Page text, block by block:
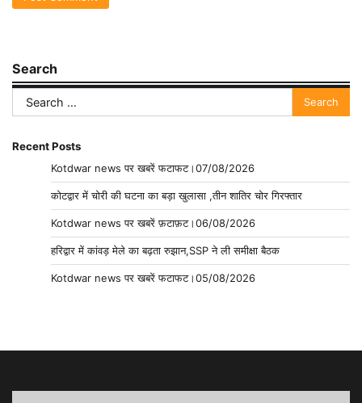
Search
Search
for:
Recent Posts
Kotdwar news पर खबरें फटाफट।07/08/2026
कोटद्वार में चोरी की घटना का बड़ा खुलासा ,तीन शातिर चोर गिरफ्तार
Kotdwar news पर खबरें फ़टाफ़ट।06/08/2026
हरिद्वार में कांवड़ मेले का बढ़ता रुझान,SSP ने ली समीक्षा बैठक
Kotdwar news पर खबरें फटाफट।05/08/2026